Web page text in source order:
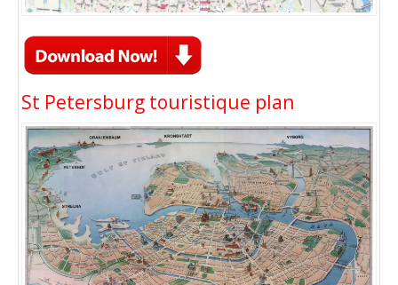
St Petersburg touristique plan